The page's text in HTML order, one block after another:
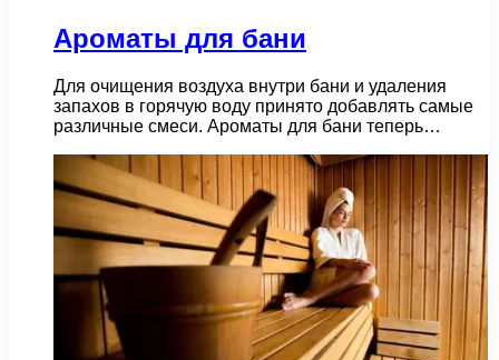
Ароматы для бани
Для очищения воздуха внутри бани и удаления
запахов в горячую воду принято добавлять самые
различные смеси. Ароматы для бани теперь…